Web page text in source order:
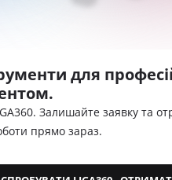
для
Залишайте заявку та
прямо зараз.